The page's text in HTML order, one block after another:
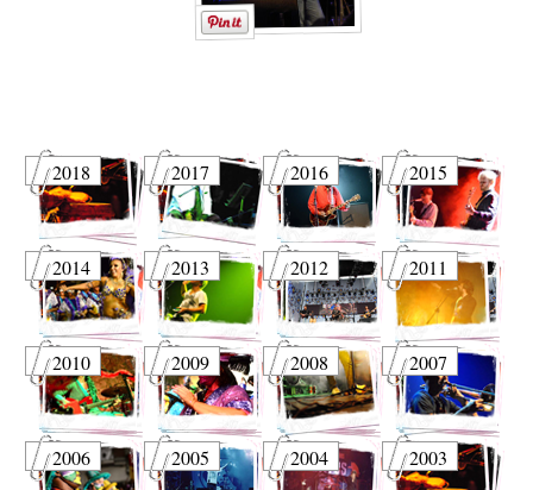
2018 2017 2016 2015
2014 2013 2012 2011
2010 2009 2008 2007
2006 2005 2004 2003